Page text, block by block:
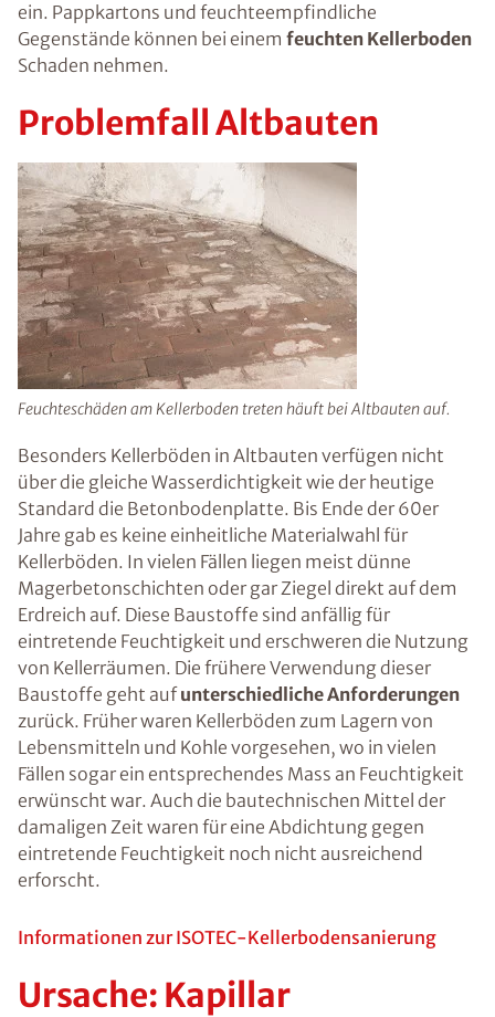
ein. Pappkartons und feuchteempfindliche
Gegenstände können bei einem feuchten Kellerboden
Schaden nehmen.
Problemfall Altbauten
Feuchteschäden am Kellerboden treten häuft bei Altbauten auf.
Besonders Kellerböden in Altbauten verfügen nicht
über die gleiche Wasserdichtigkeit wie der heutige
Standard die Betonbodenplatte. Bis Ende der 60er
Jahre gab es keine einheitliche Materialwahl für
Kellerböden. In vielen Fällen liegen meist dünne
Magerbetonschichten oder gar Ziegel direkt auf dem
Erdreich auf. Diese Baustoffe sind anfällig für
eintretende Feuchtigkeit und erschweren die Nutzung
von Kellerräumen. Die frühere Verwendung dieser
Baustoffe geht aufunterschiedliche Anforderungen
zurück. Früher waren Kellerböden zum Lagern von
Lebensmitteln und Kohle vorgesehen, wo in vielen
Fällen sogar ein entsprechendes Mass an Feuchtigkeit
erwünscht war. Auch die bautechnischen Mittel der
damaligen Zeit waren für eine Abdichtung gegen
eintretende Feuchtigkeit noch nicht ausreichend
erforscht.
Informationen zur ISOTEC-Kellerbodensanierung
Ursache: Kapillar